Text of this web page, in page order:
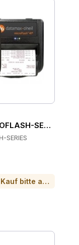
SERIES
SERIES
Für Preis oder Kauf bitte anrufen